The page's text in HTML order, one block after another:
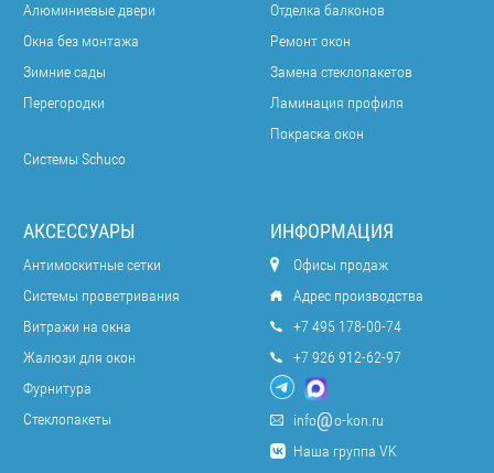
Алюминиевые двери
Окна без монтажа
Зимние сады
Перегородки
Системы Schuco
Отделка балконов
Ремонт окон
Замена стеклопакетов
Ламинация профиля
Покраска окон
АКСЕССУАРЫ
Антимоскитные сетки
Системы проветривания
Витражи на окна
Жалюзи для окон
Фурнитура
Стеклопакеты
ИНФОРМАЦИЯ
Офисы продаж
Адрес производства
+7 495 178-00-74
+7 926 912-62-97
info
o-kon.ru
Наша группа VK